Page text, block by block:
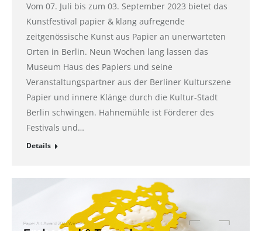
Vom 07. Juli bis zum 03. September 2023 bietet das
Kunstfestival papier & klang aufregende
zeitgenössische Kunst aus Papier an unerwarteten
Orten in Berlin. Neun Wochen lang lassen das
Museum Haus des Papiers und seine
Veranstaltungspartner aus der Berliner Kulturszene
Papier und innere Klänge durch die Kultur-Stadt
Berlin schwingen. Hahnemühle ist Förderer des
Festivals und…
Details